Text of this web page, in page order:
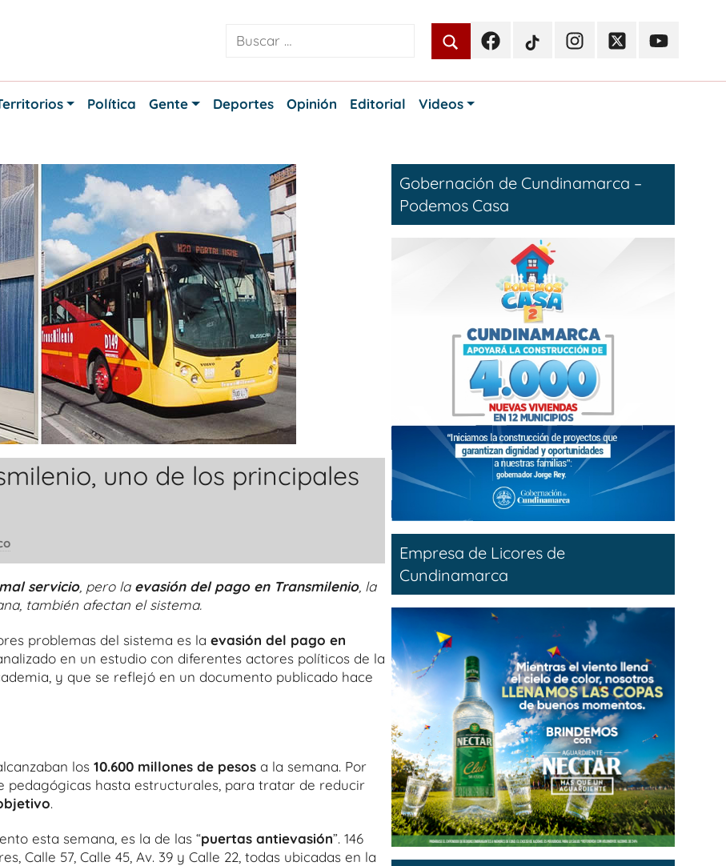
FacebookTikTokInstagramTwitterYoutube
Política Gente Deportes Opinión Editorial Videos
uno de los principales
servicio, pero la evasión del pago en Transmilenio, la
también afectan el sistema.
problemas del sistema es la evasión del pago en
en un estudio con diferentes actores políticos de la
y que se reflejó en un documento publicado hace
los 10.600 millones de pesos a la semana. Por
pedagógicas hasta estructurales, para tratar de reducir
.
esta semana, es la de las “puertas antievasión”. 146
Calle 57, Calle 45, Av. 39 y Calle 22, todas ubicadas en la
Gobernación de Cundinamarca –
Podemos Casa
Empresa de Licores de
Cundinamarca